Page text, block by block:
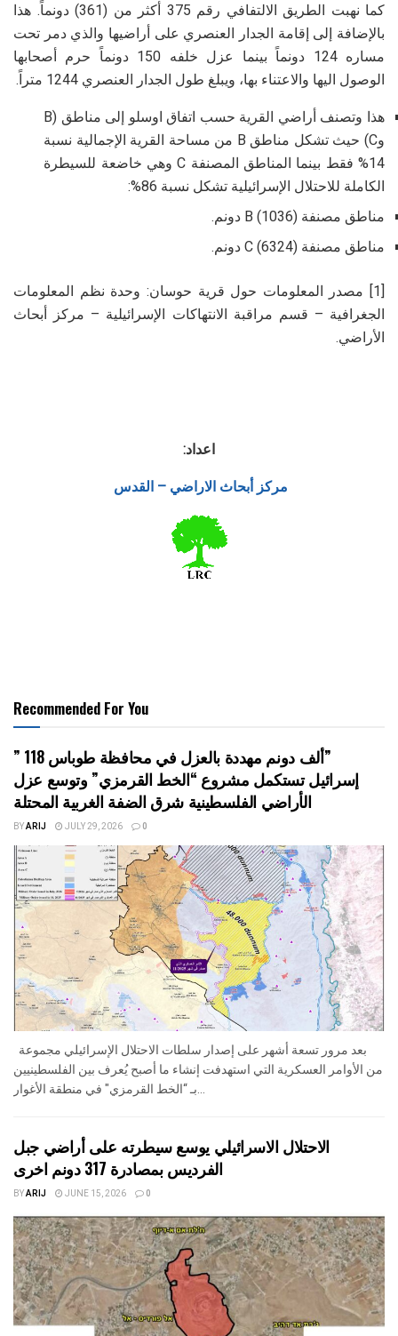
كما نهبت الطريق الالتفافي رقم 375 أكثر من (361) دونماً. هذا
بالإضافة إلى إقامة الجدار العنصري على أراضيها والذي دمر تحت
مساره 124 دونماً بينما عزل خلفه 150 دونماً حرم أصحابها
الوصول اليها والاعتناء بها، ويبلغ طول الجدار العنصري 1244 متراً.
هذا وتصنف أراضي القرية حسب اتفاق اوسلو إلى مناطق (B
وC) حيث تشكل مناطق B من مساحة القرية الإجمالية نسبة
14% فقط بينما المناطق المصنفة C وهي خاضعة للسيطرة
الكاملة للاحتلال الإسرائيلية تشكل نسبة 86%:
مناطق مصنفة B (1036) دونم.
مناطق مصنفة C (6324) دونم.
[1] مصدر المعلومات حول قرية حوسان: وحدة نظم المعلومات
الجغرافية – قسم مراقبة الانتهاكات الإسرائيلية – مركز أبحاث
الأراضي.
اعداد:
مركز أبحاث الاراضي – القدس
Recommended For You
” 118 ألف دونم مهددة بالعزل في محافظة طوباس”
إسرائيل تستكمل مشروع “الخط القرمزي” وتوسع عزل
الأراضي الفلسطينية شرق الضفة الغربية المحتلة
BYARIJ JULY 29, 2026 0
من الأوامر العسكرية التي استهدفت إنشاء ما أصبح يُعرف بين الفلسطينيين
الاحتلال الاسرائيلي يوسع سيطرته على أراضي جبل
الفرديس بمصادرة 317 دونم اخرى
BYARIJ JUNE 15, 2026 0